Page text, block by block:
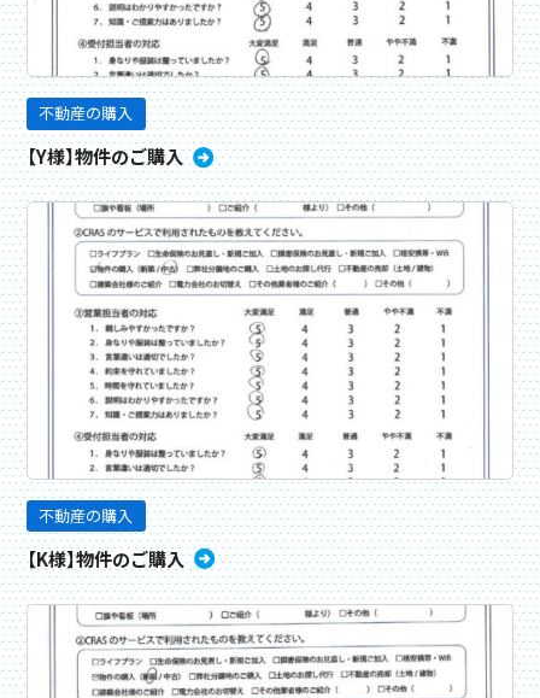
不動産の購入
【Y様】物件のご購入
不動産の購入
【K様】物件のご購入